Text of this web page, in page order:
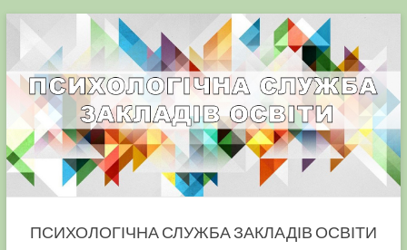
content
ПСИХОЛОГІЧНА СЛУЖБА ЗАКЛАДІВ ОСВІТИ